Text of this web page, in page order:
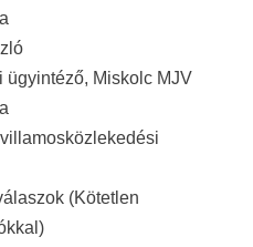
ügyintéző, Miskolc MJV
(Kötetlen